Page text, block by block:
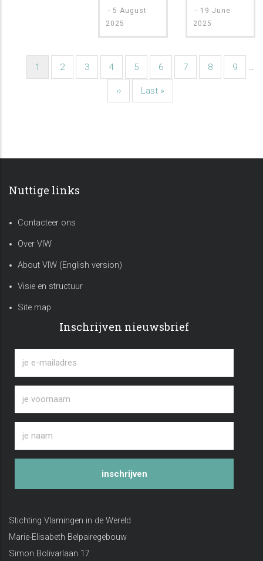
- 5 August
2025
- 19 June
2025
Pagination
Current
1 Page
2 Page
3 Page
4 Page
5 Page
6 Page
7 Page
8 Page
9 …
Next
››
Last
Last »
Nuttige links
Contacteer ons
Over VIW
About VIW (English version)
Visie en structuur
Site map
Inschrijven nieuwsbrief
inschrijven
Stichting Vlamingen in de Wereld
Marie-Elisabeth Belpairegebouw
Simon Bolivarlaan 17